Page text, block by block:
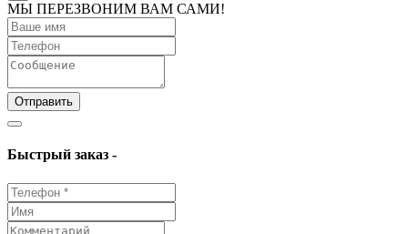
МЫ ПЕРЕЗВОНИМ ВАМ САМИ!
Отправить
Быстрый заказ -